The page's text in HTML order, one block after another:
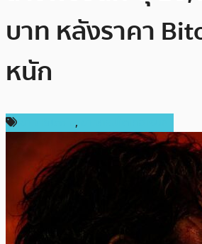
บาท หลังราคา
หนัก
,